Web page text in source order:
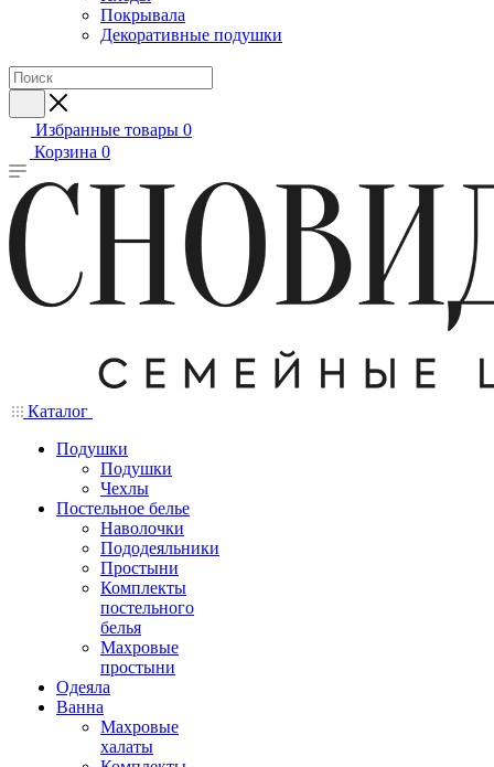
Покрывала
Декоративные подушки
Избранные товары 0
Корзина 0
Каталог
Подушки
Подушки
Чехлы
Постельное белье
Наволочки
Пододеяльники
Простыни
Комплекты
постельного
белья
Махровые
простыни
Одеяла
Ванна
Махровые
халаты